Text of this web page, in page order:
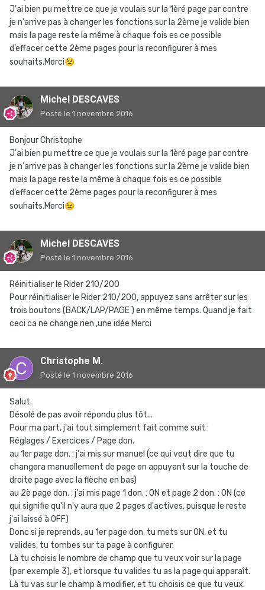
J'ai bien pu mettre ce que je voulais sur la 1èré page par contre
je n'arrive pas à changer les fonctions sur la 2ème je valide bien
mais la page reste la même à chaque fois es ce possible
d’effacer cette 2ème pages pour la reconfigurer à mes
souhaits.Merci😉
Michel DESCAVES
Posté le 1 novembre 2016
Bonjour Christophe
J'ai bien pu mettre ce que je voulais sur la 1èré page par contre
je n'arrive pas à changer les fonctions sur la 2ème je valide bien
mais la page reste la même à chaque fois es ce possible
d’effacer cette 2ème pages pour la reconfigurer à mes
souhaits.Merci😉
Michel DESCAVES
Posté le 1 novembre 2016
Réinitialiser le Rider 210/200
Pour réinitialiser le Rider 210/200, appuyez sans arrêter sur les
trois boutons (BACK/LAP/PAGE ) en même temps. Quand je fait
ceci ca ne change rien ,une idée Merci
Christophe M.
Posté le 1 novembre 2016
Salut.
Désolé de pas avoir répondu plus tôt...
Pour ma part, j'ai tout simplement fait comme suit :
Réglages / Exercices / Page don.
au 1er page don. : j'ai mis sur manuel (ce qui veut dire que tu
changera manuellement de page en appuyant sur la touche de
droite page avec la flèche en bas)
au 2è page don. : j'ai mis page 1 don. : ON et page 2 don. : ON (ce
qui signifie qu'il n'y aura que 2 pages d'actives, puisque le reste
j'ai laissé à OFF)
Donc si je reprends, au 1er page don, tu mets sur ON, et tu
valides, tu tombes sur ta page à configurer.
Là tu choisis le nombre de champ que tu veux voir sur la page
(par exemple 3), et lorsque tu valides tu as la page qui apparaît.
Là tu vas sur le champ à modifier, et tu choisis ce que tu veux.